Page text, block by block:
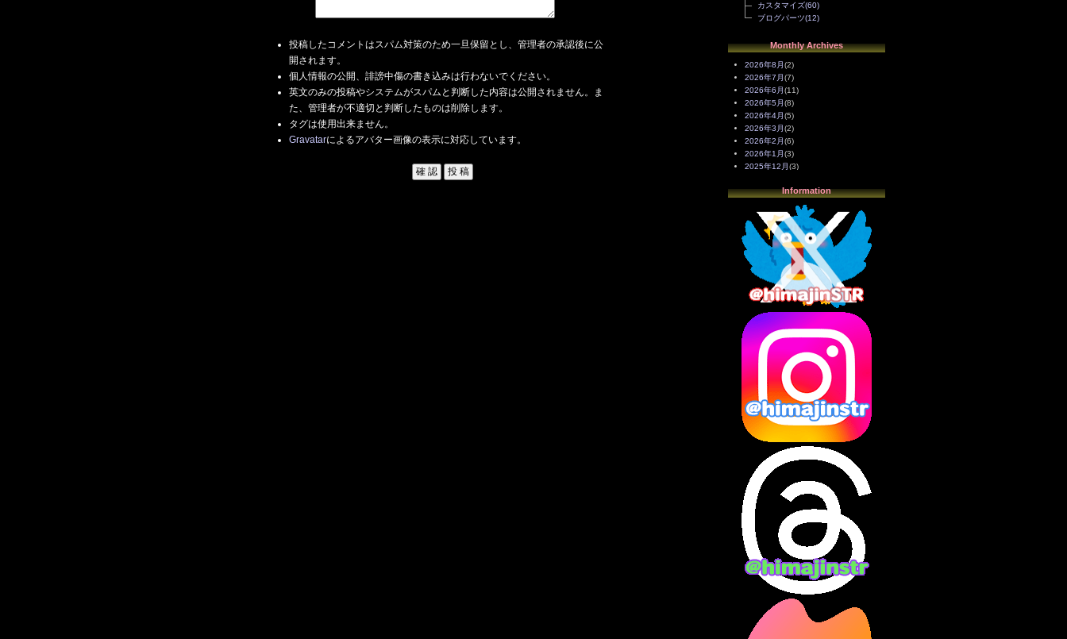
投稿したコメントはスパム対策のため一旦保留とし、管理者の承認後に公
開されます。
個人情報の公開、誹謗中傷の書き込みは行わないでください。
英文のみの投稿やシステムがスパムと判断した内容は公開されません。ま
た、管理者が不適切と判断したものは削除します。
タグは使用出来ません。
Gravatarによるアバター画像の表示に対応しています。
カスタマイズ(60)
ブログパーツ(12)
Monthly Archives
2026年8月(2)
2026年7月(7)
2026年6月(11)
2026年5月(8)
2026年4月(5)
2026年3月(2)
2026年2月(6)
2026年1月(3)
2025年12月(3)
2025年10月(3)
2025年8月 (3)
2025年7月(2)
2025年6月(1)
2025年5月
(7)
2025年4月(2)
2025年3月 (8)
2025年2月(10)
2025年1月
2024年12月
2024年11月(13)
2024年10月
2024年9月 (14)
2024年8月 (13)
2024年7月
(7)
2024年6月(10)
2024年5月(12)
2024年4月(15)
2024年3月
2024年1月
2023年12月
2023年11月 (4)
2023年10月
(3)
2023年9月
2023年8月(12)
2023年7月
(14)
2023年6月
2023年5月
(5)
2023年4月(6)
2023年3月
(3)
2023年1月
2022年12月
2022年11月
Information